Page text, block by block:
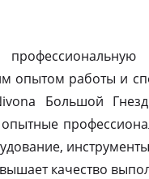
опытом работы и
Большой
качество